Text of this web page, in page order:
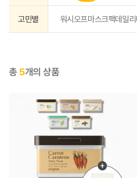
고민별 워시오프마스크팩데일
총 5개의 상품